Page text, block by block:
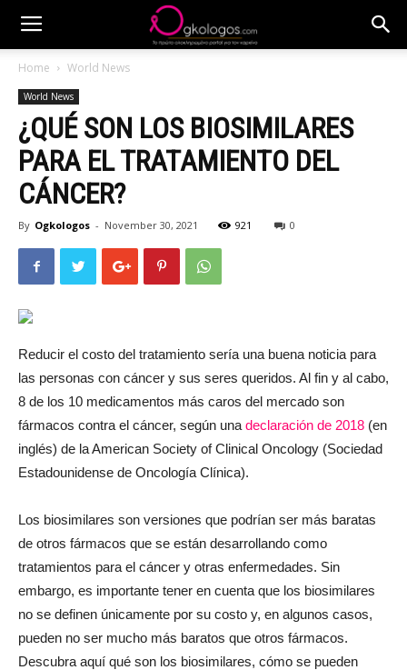
Home World News
World News
¿QUÉ SON LOS BIOSIMILARES
PARA EL TRATAMIENTO DEL
CÁNCER?
By Ogkologos - November 30, 2021 921 0
Reducir el costo del tratamiento sería una buena noticia para
las personas con cáncer y sus seres queridos. Al fin y al cabo,
8 de los 10 medicamentos más caros del mercado son
fármacos contra el cáncer, según una declaración de 2018 (en
inglés) de la American Society of Clinical Oncology (Sociedad
Estadounidense de Oncología Clínica).
Los biosimilares son versiones que podrían ser más baratas
de otros fármacos que se están desarrollando como
tratamientos para el cáncer y otras enfermedades. Sin
embargo, es importante tener en cuenta que los biosimilares
no se definen únicamente por su costo y, en algunos casos,
pueden no ser mucho más baratos que otros fármacos.
Descubra aquí qué son los biosimilares, cómo se pueden